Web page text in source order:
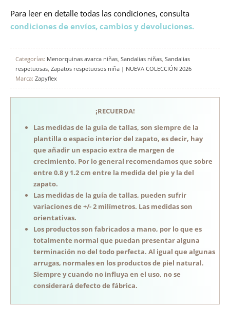
Para leer en detalle todas las condiciones, consulta
condiciones de envíos, cambios y devoluciones.
Categorías: Menorquinas avarca niñas, Sandalias niñas, Sandalias
respetuosas, Zapatos respetuosos niña | NUEVA COLECCIÓN 2026
Marca: Zapyflex
¡RECUERDA!
Las medidas de la guía de tallas, son siempre de la
plantilla o espacio interior del zapato, es decir, hay
que añadir un espacio extra de margen de
crecimiento. Por lo general recomendamos que sobre
entre 0.8 y 1.2 cm entre la medida del pie y la del
zapato.
Las medidas de la guía de tallas, pueden sufrir
variaciones de +/- 2 milímetros. Las medidas son
orientativas.
Los productos son fabricados a mano, por lo que es
totalmente normal que puedan presentar alguna
terminación no del todo perfecta. Al igual que algunas
arrugas, normales en los productos de piel natural.
Siempre y cuando no influya en el uso, no se
considerará defecto de fábrica.